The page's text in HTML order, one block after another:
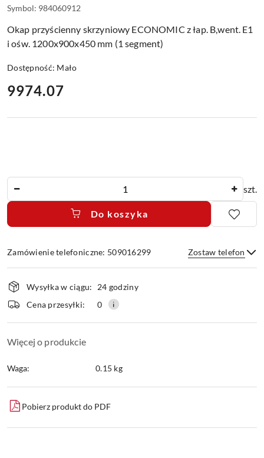
Symbol: 984060912
Okap przyścienny skrzyniowy ECONOMIC z łap. B,went. E1
i ośw. 1200x900x450 mm (1 segment)
Dostępność: Mało
cena:
9974.07
szt.
Do koszyka
Zamówienie telefoniczne: 509016299 Zostaw telefon
Wyślij
Dostępność
i
dostawa
Wysyłka w ciągu:
24 godziny
Cena przesyłki:
0
Więcej o produkcie
Waga: 0.15 kg
Pobierz produkt do PDF